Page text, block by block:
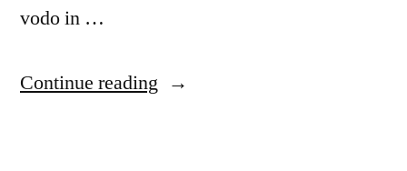
vodo in …
Continue reading “Zdravstvena